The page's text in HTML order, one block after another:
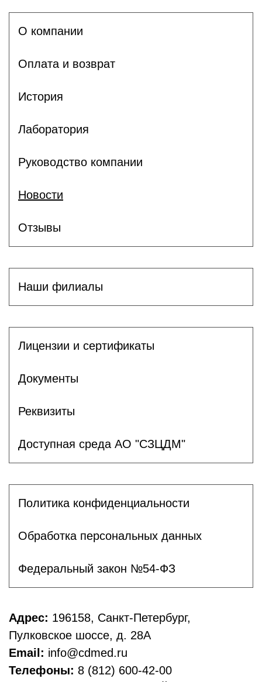
О компании
Оплата и возврат
История
Лаборатория
Руководство компании
Новости
Отзывы
Наши филиалы
Лицензии и сертификаты
Документы
Реквизиты
Доступная среда АО "СЗЦДМ"
Политика конфиденциальности
Обработка персональных данных
Федеральный закон №54-ФЗ
Адрес: 196158, Санкт-Петербург,
Пулковское шоссе, д. 28А
Email: info@cdmed.ru
Телефоны: 8 (812) 600-42-00